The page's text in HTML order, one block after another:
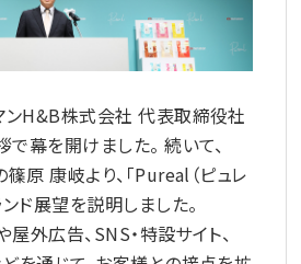
ンH&B株式会社 代表取締役社
幕を開けました。 続いて、
原 康岐より、「Pureal（ピュレ
ド展望を説明しました。
外広告、SNS・特設サイト、